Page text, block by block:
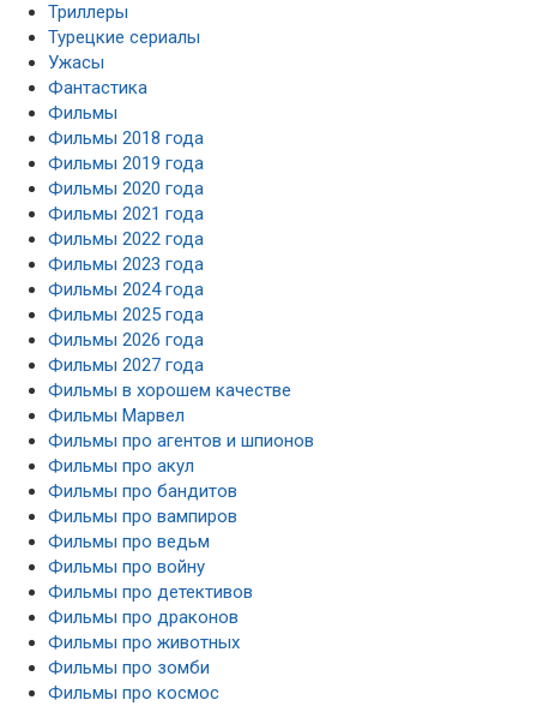
Ужасы
Фантастика
Фильмы
Фильмы 2018 года
Фильмы 2019 года
Фильмы 2020 года
Фильмы 2021 года
Фильмы 2022 года
Фильмы 2023 года
Фильмы 2024 года
Фильмы 2025 года
Фильмы 2026 года
Фильмы 2027 года
Фильмы в хорошем качестве
Фильмы Марвел
Фильмы про агентов и шпионов
Фильмы про акул
Фильмы про бандитов
Фильмы про вампиров
Фильмы про ведьм
Фильмы про войну
Фильмы про детективов
Фильмы про драконов
Фильмы про животных
Фильмы про зомби
Фильмы про космос
Фильмы про котов
Фильмы про летчиков